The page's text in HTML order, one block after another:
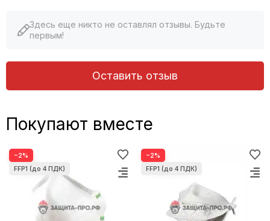
Здесь еще никто не оставлял отзывы. Будьте
первым!
Оставить отзыв
Покупают вместе
−2% −2%